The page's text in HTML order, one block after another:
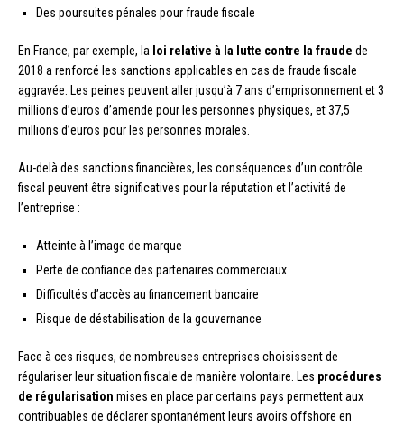
Des poursuites pénales pour fraude fiscale
En France, par exemple, la loi relative à la lutte contre la fraude de
2018 a renforcé les sanctions applicables en cas de fraude fiscale
aggravée. Les peines peuvent aller jusqu’à 7 ans d’emprisonnement et 3
millions d’euros d’amende pour les personnes physiques, et 37,5
millions d’euros pour les personnes morales.
Au-delà des sanctions financières, les conséquences d’un contrôle
fiscal peuvent être significatives pour la réputation et l’activité de
l’entreprise :
Atteinte à l’image de marque
Perte de confiance des partenaires commerciaux
Difficultés d’accès au financement bancaire
Risque de déstabilisation de la gouvernance
Face à ces risques, de nombreuses entreprises choisissent de
régulariser leur situation fiscale de manière volontaire. Les procédures
de régularisation mises en place par certains pays permettent aux
contribuables de déclarer spontanément leurs avoirs offshore en